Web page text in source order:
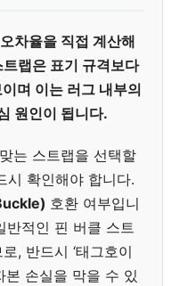
차율을 직접 계산해
랩은 표기 규격보다
며 이는 러그 내부의
원인이 됩니다.
는 스트랩을 선택할
시 확인해야 합니다.
호환 여부입니
반적인 핀 버클 스트
, 반드시 ‘태그호이
본 손실을 막을 수 있